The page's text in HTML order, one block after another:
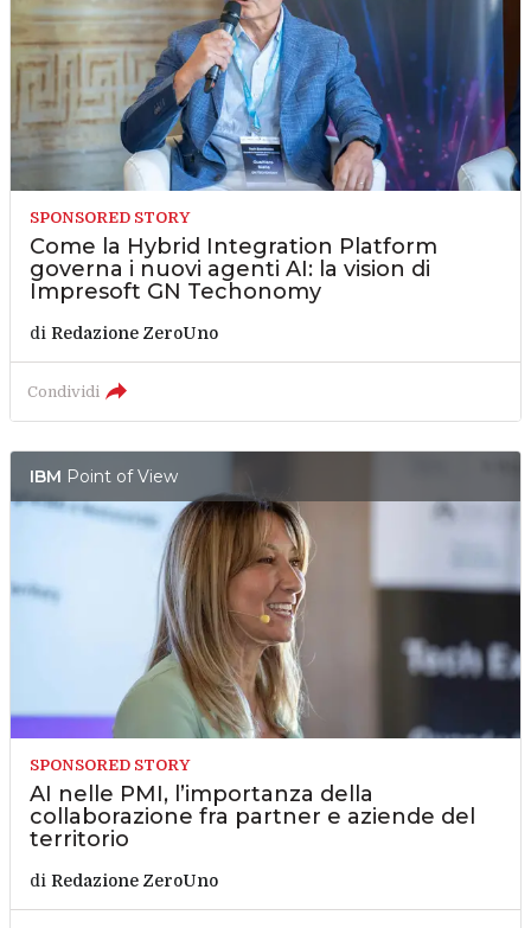
SPONSORED STORY
Come la Hybrid Integration Platform
governa i nuovi agenti AI: la vision di
Impresoft GN Techonomy
di Redazione ZeroUno
Condividi
IBM Point of View
SPONSORED STORY
AI nelle PMI, l’importanza della
collaborazione fra partner e aziende del
territorio
di Redazione ZeroUno